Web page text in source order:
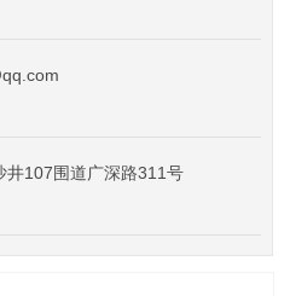
井107围道广深路311号